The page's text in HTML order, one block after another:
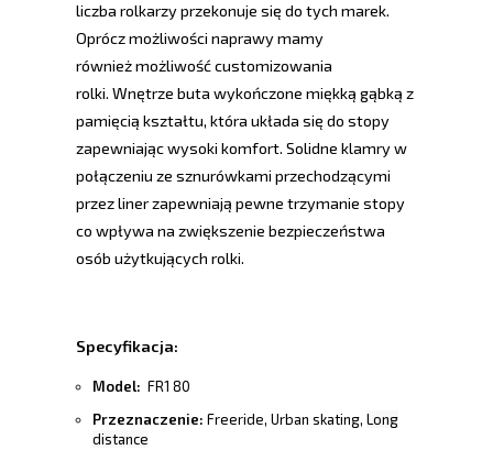
liczba rolkarzy przekonuje się do tych marek.
Oprócz możliwości naprawy mamy
również możliwość customizowania
rolki. Wnętrze buta wykończone miękką gąbką z
pamięcią kształtu, która układa się do stopy
zapewniając wysoki komfort. Solidne klamry w
połączeniu ze sznurówkami przechodzącymi
przez liner zapewniają pewne trzymanie stopy
co wpływa na zwiększenie bezpieczeństwa
osób użytkujących rolki.
Specyfikacja:
Model: FR1 80
Przeznaczenie: Freeride, Urban skating, Long
distance